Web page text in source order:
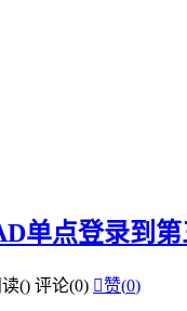
单点登录到第
() 评论(0) 赞(0)